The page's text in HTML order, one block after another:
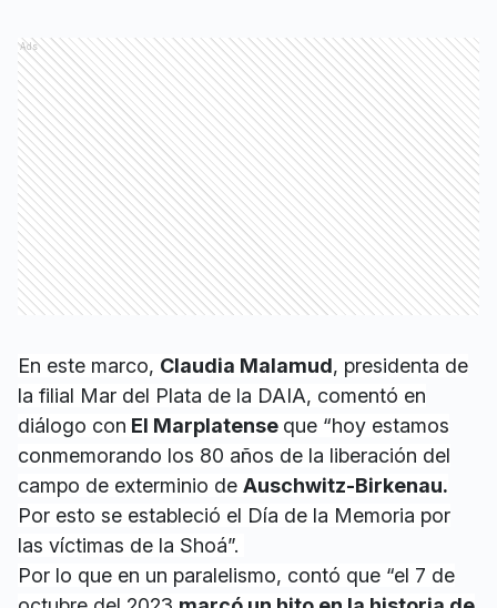
Ads
En este marco, Claudia Malamud, presidenta de
la filial Mar del Plata de la DAIA, comentó en
diálogo con El Marplatense que “hoy estamos
conmemorando los 80 años de la liberación del
campo de exterminio de Auschwitz-Birkenau.
Por esto se estableció el Día de la Memoria por
las víctimas de la Shoá”.
Por lo que en un paralelismo, contó que “el 7 de